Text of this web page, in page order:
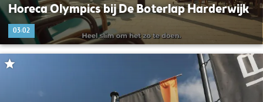
Horeca Olympics bij De Boterlap Harderwijk
03:02